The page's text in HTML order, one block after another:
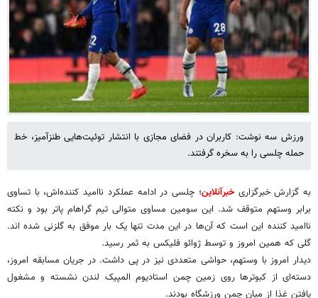
ورزش سه نوشت: کاربران در فضای مجازی با انتشار توئیت‌هایی طنزآمیز، خط
حمله چلسی را به سخره گرفتند.
به گزارش خبرگزاریخبرآنلاین؛ چلسی در ادامه عملکرد ناامید کننده‌اش، با تساوی
برابر وستهم متوقف شد. این سومین مساوی متوالی تیم گراهام پاتر بود و نکته
ناامید کننده این است که آن‌ها در این مدت تنها یک بار موفق به گلزنی شده اند.
گلی که همین امروز و توسط ژوائو فلیکس به ثمر رسید.
دیدار امروز با وستهم، حواشی متعددی نیز در پی داشت. در جریان مسابقه امروز،
دسته‌ای از کبوترها روی زمین چمن استادیوم المپیک لندن نشسته و مشغول
یافتن غذا از میان چمن ورزشگاه بودند.